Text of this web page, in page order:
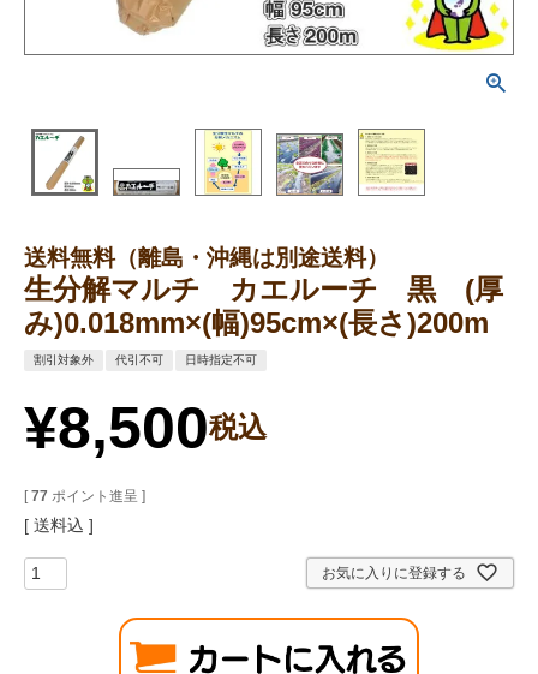
送料無料（離島・沖縄は別途送料）
生分解マルチ カエルーチ 黒 (厚
み)0.018mm×(幅)95cm×(長さ)200m
割引対象外 代引不可 日時指定不可
¥8,500税込
[ 77 ポイント進呈 ]
送料込
お気に入りに登録する